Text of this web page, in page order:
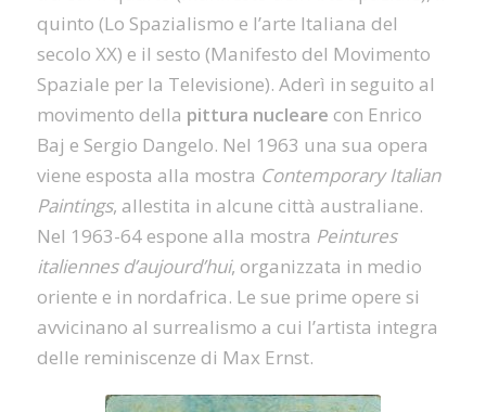
quinto (Lo Spazialismo e l’arte Italiana del
secolo XX) e il sesto (Manifesto del Movimento
Spaziale per la Televisione). Aderì in seguito al
movimento della pittura nucleare con Enrico
Baj e Sergio Dangelo. Nel 1963 una sua opera
viene esposta alla mostra Contemporary Italian
Paintings, allestita in alcune città australiane.
Nel 1963-64 espone alla mostra Peintures
italiennes d’aujourd’hui, organizzata in medio
oriente e in nordafrica. Le sue prime opere si
avvicinano al surrealismo a cui l’artista integra
delle reminiscenze di Max Ernst.